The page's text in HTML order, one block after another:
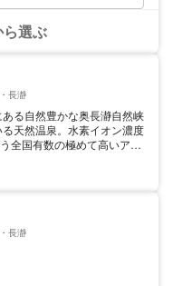
ムラウンジ」もあり、半個
を気にせず休めるのが嬉し
秩父駅前温泉 祭の湯は充
ン、そば、アイスなど、ジ
を楽しめます。お土産屋も
光の際はぜひお立ち寄りく
ューでは西武秩父駅前温泉
ーポン券を販売しておりま
ォンがあればいつでも購入で
選ぶ
長瀞
る自然豊かな奥長瀞自然峡
天然温泉。水素イオン濃度
全国有数の極めて高いアル
別場所にある源泉自動販売
単位で購入できる源泉や温
ネラルウォーター、浴用パ
長瀞